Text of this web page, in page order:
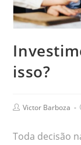
isso?
Victor Barboza
Toda decisão